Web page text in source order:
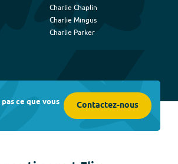
Charlie Chaplin
Charlie Mingus
Charlie Parker
ce que vous Contactez-nous